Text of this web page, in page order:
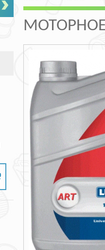
МОТОРНОЕ